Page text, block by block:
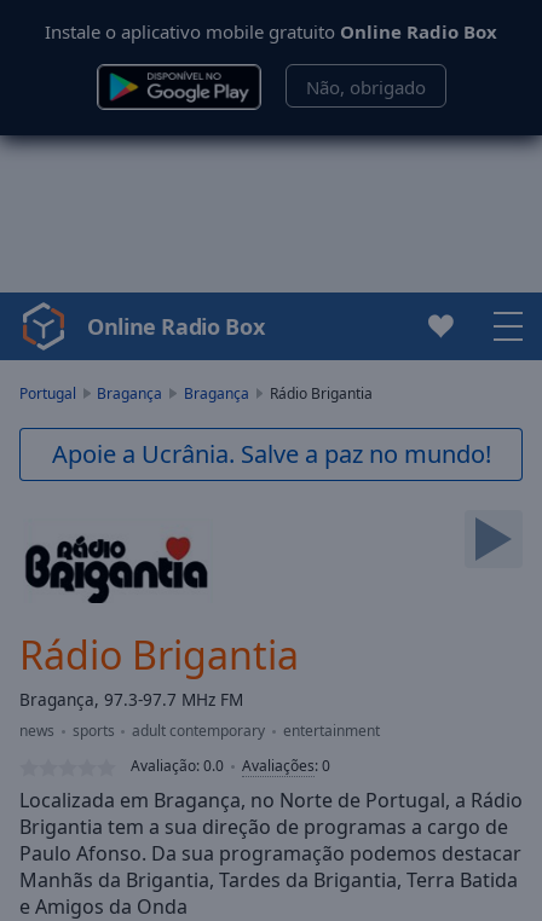
Instale o aplicativo mobile gratuito Online Radio Box
Não, obrigado
Video
Player
Backward
Skip
Forward
Current
Time0:00
Duration -:-
Loaded
Stream
TypeLIVE
Seek to
live,
currently
behind
Online Radio Box
Portugal Bragança Bragança Rádio Brigantia
Apoie a Ucrânia. Salve a paz no mundo!
Rádio Brigantia
Bragança, 97.3-97.7 MHz FM
news sports adult contemporary
entertainment
Avaliação:0.0 Avaliações:0
Localizada em Bragança, no Norte de Portugal, a Rádio
Brigantia tem a sua direção de programas a cargo de
Paulo Afonso. Da sua programação podemos destacar
Manhãs da Brigantia, Tardes da Brigantia, Terra Batida
e Amigos da Onda